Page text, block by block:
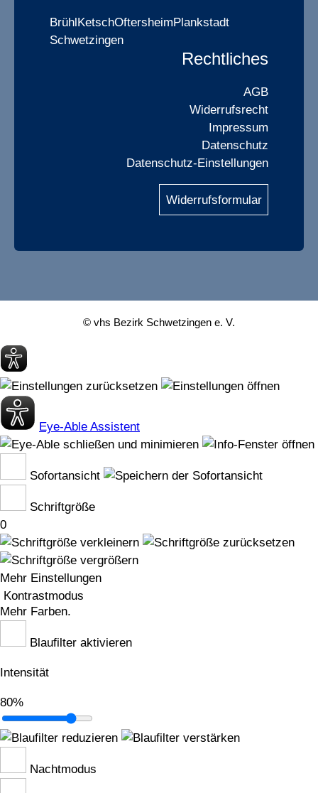
BrühlKetschOftersheimPlankstadt
Schwetzingen
Rechtliches
AGB
Widerrufsrecht
Impressum
Datenschutz
Datenschutz-Einstellungen
Widerrufsformular
© vhs Bezirk Schwetzingen e. V.